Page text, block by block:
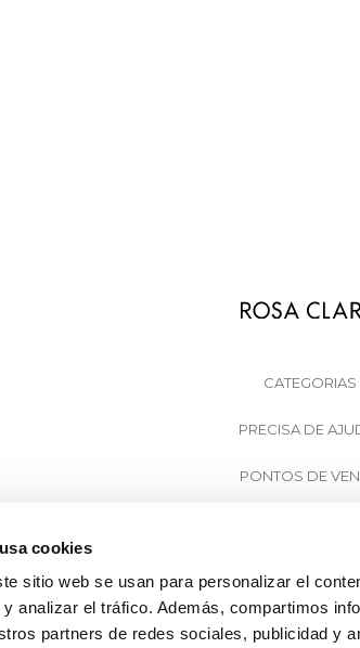
cookies
sitio web se usan para personalizar el
analizar el tráfico. Además, compartimos
partners de redes sociales, publicidad y
CATEGORIAS
PRECISA DE
PONTOS DE